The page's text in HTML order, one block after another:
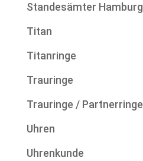
Standesämter Hamburg
Titan
Titanringe
Trauringe
Trauringe / Partnerringe
Uhren
Uhrenkunde